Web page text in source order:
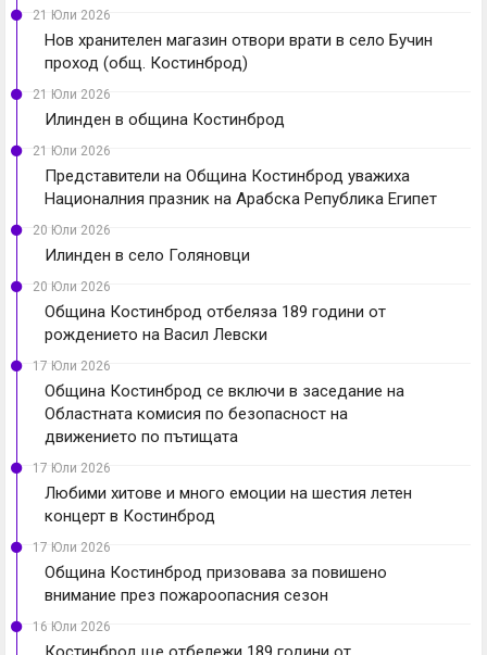
21 Юли 2026
Нов хранителен магазин отвори врати в село Бучин
проход (общ. Костинброд)
21 Юли 2026
Илинден в община Костинброд
21 Юли 2026
Представители на Община Костинброд уважиха
Националния празник на Арабска Република Египет
20 Юли 2026
Илинден в село Голяновци
20 Юли 2026
Община Костинброд отбеляза 189 години от
рождението на Васил Левски
17 Юли 2026
Община Костинброд се включи в заседание на
Областната комисия по безопасност на
движението по пътищата
17 Юли 2026
Любими хитове и много емоции на шестия летен
концерт в Костинброд
17 Юли 2026
Община Костинброд призовава за повишено
внимание през пожароопасния сезон
16 Юли 2026